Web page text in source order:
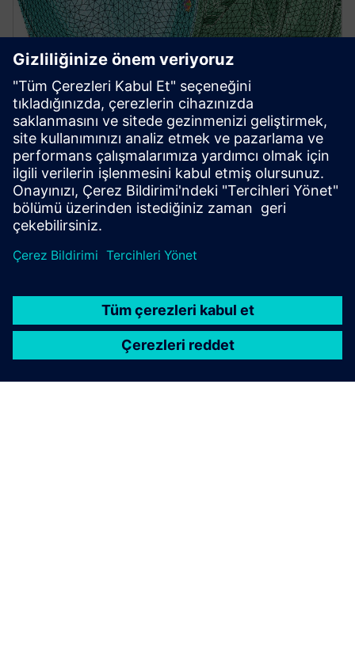
Simcenter Simlab
A process-oriented multidisciplinary simulation
environment that empowers users to accurately
analyze the performance of complex assemblies.